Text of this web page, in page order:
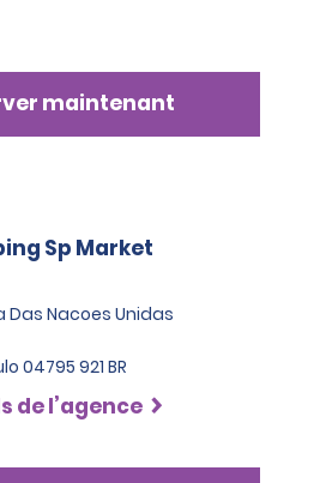
maintenant
Sp Market
Das Nacoes Unidas
04795 921 BR
de l’agence